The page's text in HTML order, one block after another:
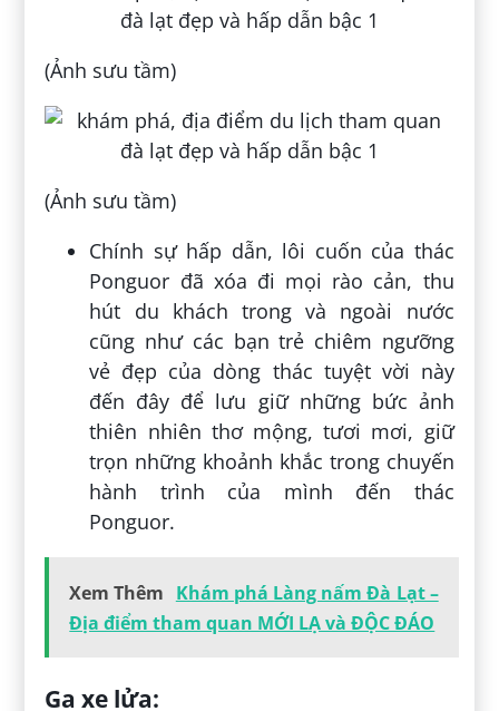
(Ảnh sưu tầm)
(Ảnh sưu tầm)
Chính sự hấp dẫn, lôi cuốn của thác
Ponguor đã xóa đi mọi rào cản, thu
hút du khách trong và ngoài nước
cũng như các bạn trẻ chiêm ngưỡng
vẻ đẹp của dòng thác tuyệt vời này
đến đây để lưu giữ những bức ảnh
thiên nhiên thơ mộng, tươi mơi, giữ
trọn những khoảnh khắc trong chuyến
hành trình của mình đến thác
Ponguor.
Xem Thêm Khám phá Làng nấm Đà Lạt –
Địa điểm tham quan MỚI LẠ và ĐỘC ĐÁO
Ga xe lửa: